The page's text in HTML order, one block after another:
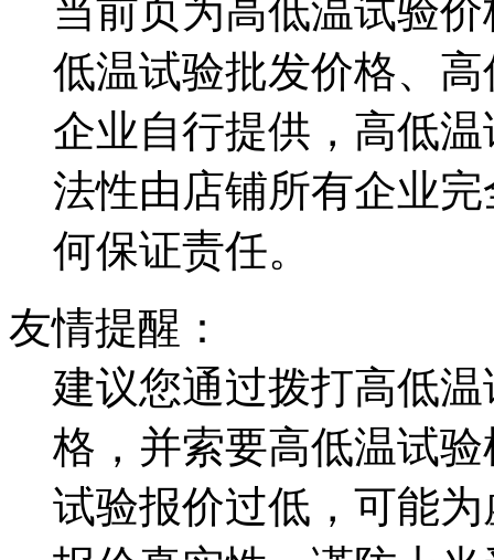
当前页为高低温试验
低温试验批发价格、
企业自行提供，高低
法性由店铺所有企业
何保证责任。
友情提醒：
建议您通过拨打高低
格，并索要高低温试
试验报价过低，可能